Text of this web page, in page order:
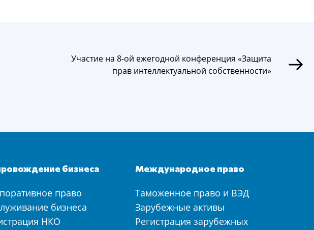
Участие на 8-ой ежегодной конференция «Защита
прав интеллектуальной собственности»
бизнеса
право
бизнеса
НКО
Международное право
Таможенное право и ВЭД
Зарубежные активы
Регистрация зарубежных